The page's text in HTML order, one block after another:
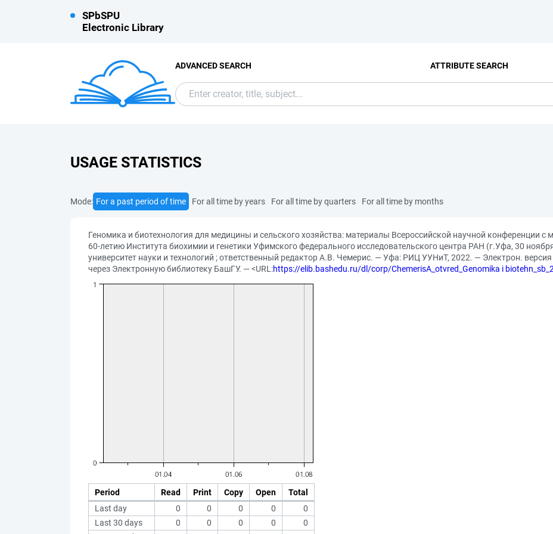
SPbSPU
Electronic Library
ADVANCED SEARCH ATTRIBUTE SEARCH
USAGE STATISTICS
Mode: For a past period of time For all time by years For all time by quarters For all time by months
Геномика и биотехнология для медицины и сельского хозяйства: материалы Всероссийской научной конференции
60-летию Института биохимии и генетики Уфимского федерального исследовательского центра РАН (г.Уфа, 30
университет науки и технологий ; ответственный редактор А.В. Чемерис. — Уфа: РИЦ УУНиТ, 2022. — Электрон.
через Электронную библиотеку БашГУ. — <URL:https://elib.bashedu.ru/dl/corp/ChemerisA_otvred_Genomika i
Period Read Print Copy Open
Total
Last day
0 0 0 0
0
Last 30 days
0 0 0 0
0